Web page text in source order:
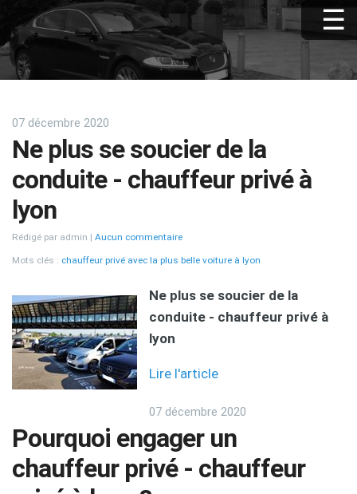
07 décembre 2020
Ne plus se soucier de la
conduite - chauffeur privé à
lyon
Rédigé par admin Aucun commentaire
Mots clés : chauffeur privé avec la plus belle voiture à lyon
Ne plus se soucier de la
conduite - chauffeur privé à
lyon
Lire l'article
07 décembre 2020
Pourquoi engager un
chauffeur privé - chauffeur